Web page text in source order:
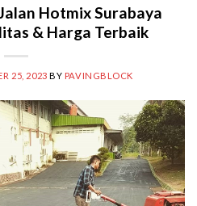
Hotmix Surabaya
& Harga Terbaik
25, 2023 BY PAVINGBLOCK